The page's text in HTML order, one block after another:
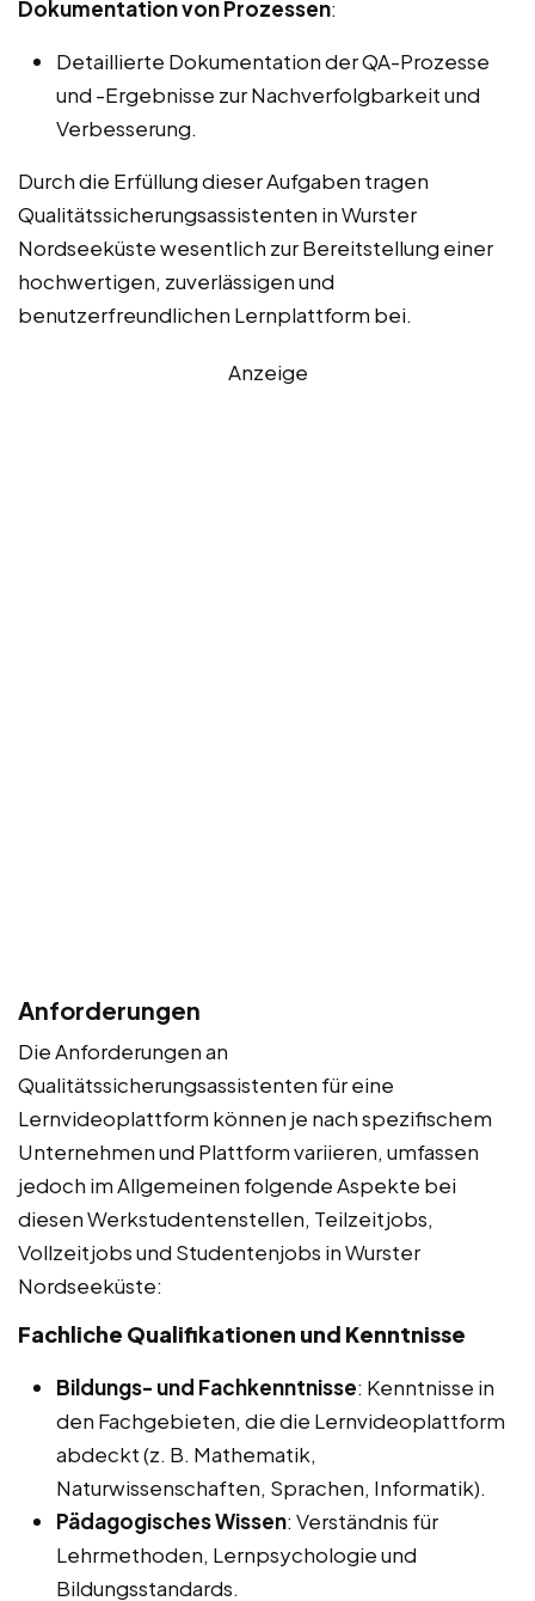
Dokumentation von Prozessen:
Detaillierte Dokumentation der QA-Prozesse
und -Ergebnisse zur Nachverfolgbarkeit und
Verbesserung.
Durch die Erfüllung dieser Aufgaben tragen
Qualitätssicherungsassistenten in Wurster
Nordseeküste wesentlich zur Bereitstellung einer
hochwertigen, zuverlässigen und
benutzerfreundlichen Lernplattform bei.
Anzeige
Anforderungen
Die Anforderungen an
Qualitätssicherungsassistenten für eine
Lernvideoplattform können je nach spezifischem
Unternehmen und Plattform variieren, umfassen
jedoch im Allgemeinen folgende Aspekte bei
diesen Werkstudentenstellen, Teilzeitjobs,
Vollzeitjobs und Studentenjobs in Wurster
Nordseeküste:
Fachliche Qualifikationen und Kenntnisse
Bildungs- und Fachkenntnisse: Kenntnisse in
den Fachgebieten, die die Lernvideoplattform
abdeckt (z. B. Mathematik,
Naturwissenschaften, Sprachen, Informatik).
Pädagogisches Wissen: Verständnis für
Lehrmethoden, Lernpsychologie und
Bildungsstandards.